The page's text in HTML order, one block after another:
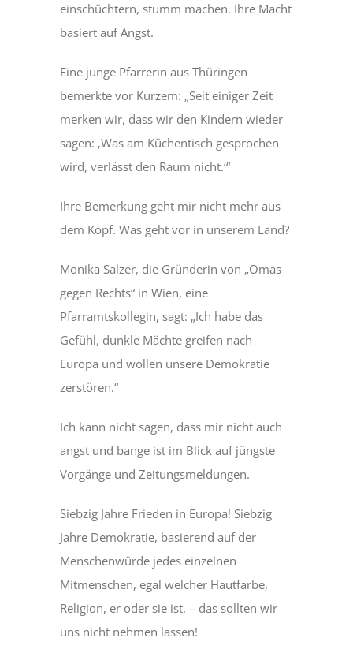
einschüchtern, stumm machen. Ihre Macht
basiert auf Angst.
Eine junge Pfarrerin aus Thüringen
bemerkte vor Kurzem: „Seit einiger Zeit
merken wir, dass wir den Kindern wieder
sagen: ‚Was am Küchentisch gesprochen
wird, verlässt den Raum nicht.‘“
Ihre Bemerkung geht mir nicht mehr aus
dem Kopf. Was geht vor in unserem Land?
Monika Salzer, die Gründerin von „Omas
gegen Rechts“ in Wien, eine
Pfarramtskollegin, sagt: „Ich habe das
Gefühl, dunkle Mächte greifen nach
Europa und wollen unsere Demokratie
zerstören.“
Ich kann nicht sagen, dass mir nicht auch
angst und bange ist im Blick auf jüngste
Vorgänge und Zeitungsmeldungen.
Siebzig Jahre Frieden in Europa! Siebzig
Jahre Demokratie, basierend auf der
Menschenwürde jedes einzelnen
Mitmenschen, egal welcher Hautfarbe,
Religion, er oder sie ist, – das sollten wir
uns nicht nehmen lassen!